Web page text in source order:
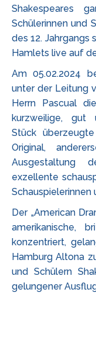
Shakespeares
Schülerinnen und
des 12. Jahrgangs
Hamlets live auf
Am 05.02.2024
unter der Leitung
Herrn Pascual
kurzweilige, gut
Stück
Original,
Ausgestaltung
exzellente
Schauspielerinnen
Der „American
amerikanische,
konzentriert,
Hamburg Altona
und Schülern
gelungener